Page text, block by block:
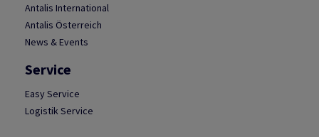
Antalis International
Antalis Österreich
News & Events
Service
Easy Service
Logistik Service